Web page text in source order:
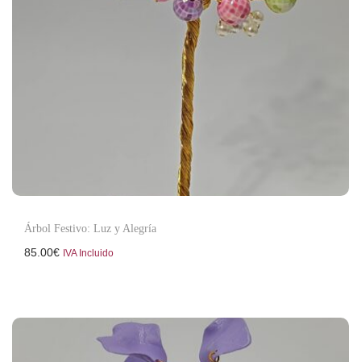
Árbol Festivo: Luz y Alegría
85.00€ IVA Incluido